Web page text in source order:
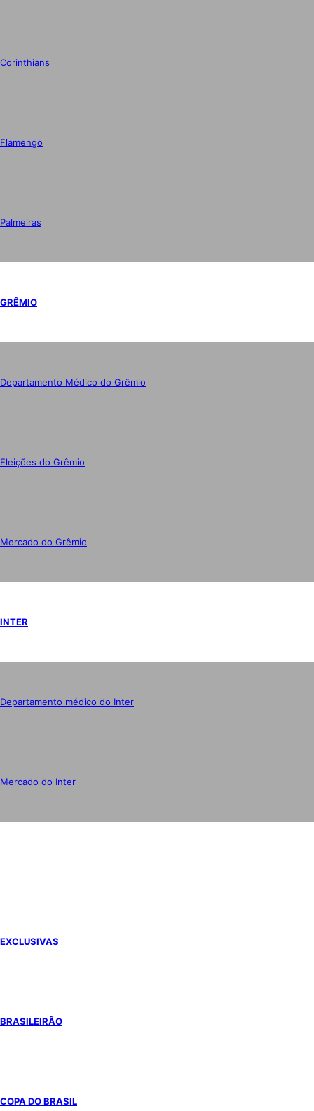
Corinthians
Flamengo
Palmeiras
GRÊMIO
Departamento Médico do Grêmio
Eleições do Grêmio
Mercado do Grêmio
INTER
Departamento médico do Inter
Mercado do Inter
EXCLUSIVAS
BRASILEIRÃO
COPA DO BRASIL